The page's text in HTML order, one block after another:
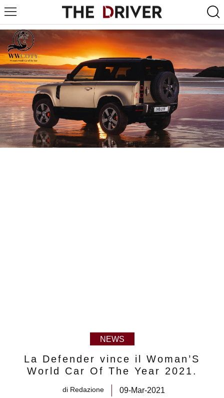
NEWS
La Defender vince il Woman’S
World Car Of The Year 2021.
di Redazione 09-Mar-2021